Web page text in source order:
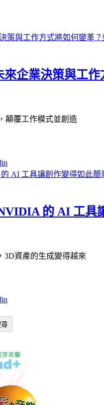
企業決策與工
顛覆工作模式並創造
的 AI 工具
3D資產的生成變得越來